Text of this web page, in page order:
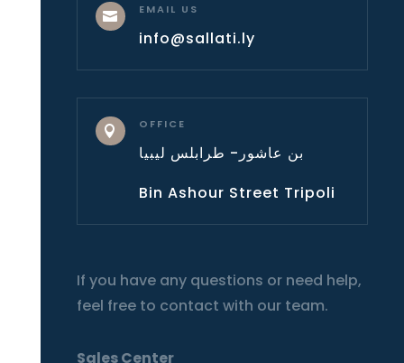
 EMAIL US
info@sallati.ly
 OFFICE
بن عاشور- طرابلس ليبيا
Bin Ashour Street Tripoli
If you have any questions or need help,
feel free to contact with our team.
Sales Center